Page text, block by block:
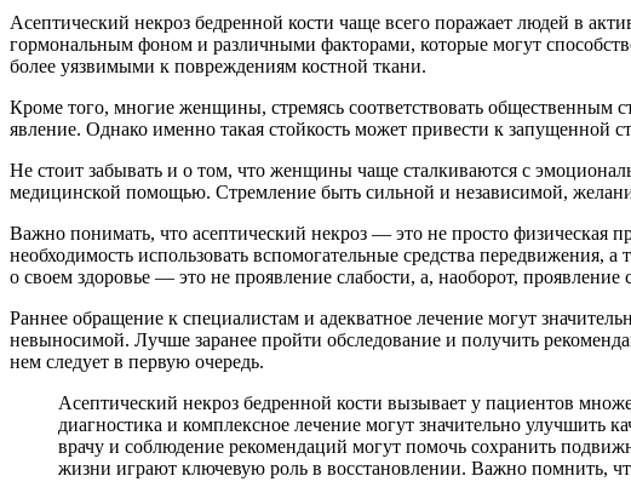
Асептический некроз бедренной кости чаще всего поражает людей в
гормональным фоном и различными факторами, которые могут
более уязвимыми к повреждениям костной ткани.
Кроме того, многие женщины, стремясь соответствовать общественным
явление. Однако именно такая стойкость может привести к запущенной
Не стоит забывать и о том, что женщины чаще сталкиваются с
медицинской помощью. Стремление быть сильной и независимой,
Важно понимать, что асептический некроз — это не просто физическая
необходимость использовать вспомогательные средства передвижения,
о своем здоровье — это не проявление слабости, а, наоборот, проявление
Раннее обращение к специалистам и адекватное лечение могут
невыносимой. Лучше заранее пройти обследование и получить
нем следует в первую очередь.
Асептический некроз бедренной кости вызывает у пациентов
диагностика и комплексное лечение могут значительно улучшить
врачу и соблюдение рекомендаций могут помочь сохранить
жизни играют ключевую роль в восстановлении. Важно помнить,